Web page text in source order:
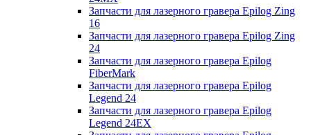
Запчасти для лазерного гравера Epilog Zing
16
Запчасти для лазерного гравера Epilog Zing
24
Запчасти для лазерного гравера Epilog
FiberMark
Запчасти для лазерного гравера Epilog
Legend 24
Запчасти для лазерного гравера Epilog
Legend 24EX